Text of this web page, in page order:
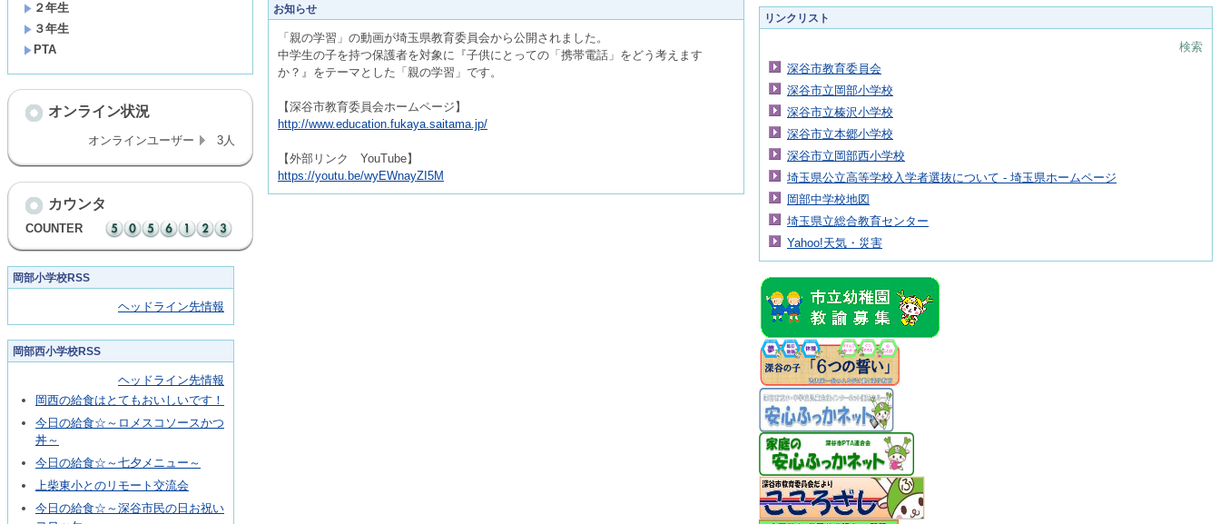
２年生
３年生
PTA
オンライン状況
オンラインユーザー 3人
カウンタ
COUNTER
岡部小学校RSS
ヘッドライン先情報
岡部西小学校RSS
ヘッドライン先情報
岡西の給食はとてもおいしいです！
今日の給食☆～ロメスコソースかつ
丼～
今日の給食☆～七夕メニュー～
上柴東小とのリモート交流会
今日の給食☆～深谷市民の日お祝い
お知らせ
「親の学習」の動画が埼玉県教育委員会から公開されました。
中学生の子を持つ保護者を対象に『子供にとっての「携帯電話」をどう考えます
か？』をテーマとした「親の学習」です。
【深谷市教育委員会ホームページ】
http://www.education.fukaya.saitama.jp/
【外部リンク YouTube】
https://youtu.be/wyEWnayZI5M
リンクリスト
検索
深谷市教育委員会
深谷市立岡部小学校
深谷市立榛沢小学校
深谷市立本郷小学校
深谷市立岡部西小学校
埼玉県公立高等学校入学者選抜について - 埼玉県ホームページ
岡部中学校地図
埼玉県立総合教育センター
Yahoo!天気・災害